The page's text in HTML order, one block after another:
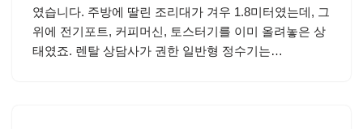
였습니다. 주방에 딸린 조리대가 겨우 1.8미터였는데, 그
위에 전기포트, 커피머신, 토스터기를 이미 올려놓은 상
태였죠. 렌탈 상담사가 권한 일반형 정수기는…